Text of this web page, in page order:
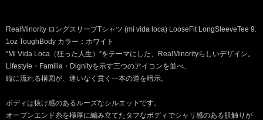
RealMinority ロングスリーブTシャツ (mi vida loca) LooseFit LongSleeveTee 9.
1oz ToughBody カラー：ホワイト
“Mi Vida Loca（狂った人生）”をテーマにした、RealMinorityらしいデザイン。
Lifestyle・Familia・Dignityを示す三つのアイコンを並べ、
縦に流れる構図が、迷いなく貫く一本の道を暗示。
ボディは抜け感のあるルーズなシルエットです。
オープンエンド糸を極厚に編み立てたタフなボディでシャリ感のある肌触りが